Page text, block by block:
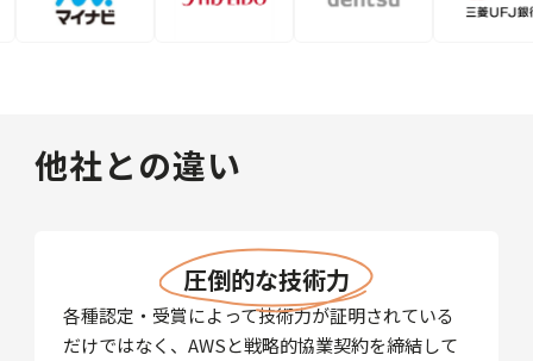
他社との違い
圧倒的な技術力
各種認定・受賞によって技術力が証明されている
だけではなく、AWSと戦略的協業契約を締結して